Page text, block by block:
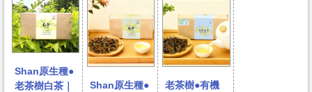
Shan原生種●
老茶樹白茶｜
Shan原生種●
老茶樹●有機